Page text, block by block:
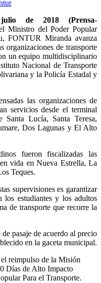
de 2018 (Prensa-
Ministro del Poder Popular
FONTUR Miranda avanza
organizaciones de transporte
un equipo multidisciplinario
Nacional de Transporte
y la Policía Estadal y
las organizaciones de
servicios desde el terminal
Santa Lucía, Santa Teresa,
Dos Lagunas y El Alto
fueron fiscalizadas las
vida en Nueva Estrella, La
Teques.
supervisiones es garantizar
los estudiantes y los adultos
de transporte que recorre la
pasaje de acuerdo al precio
en la gaceta municipal.
reimpulso de la Misión
Días de Alto Impacto
Para el Transporte.